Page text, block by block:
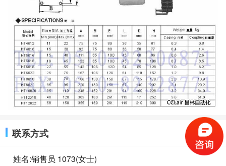
联系方式
姓名:销售员 1073(女士)